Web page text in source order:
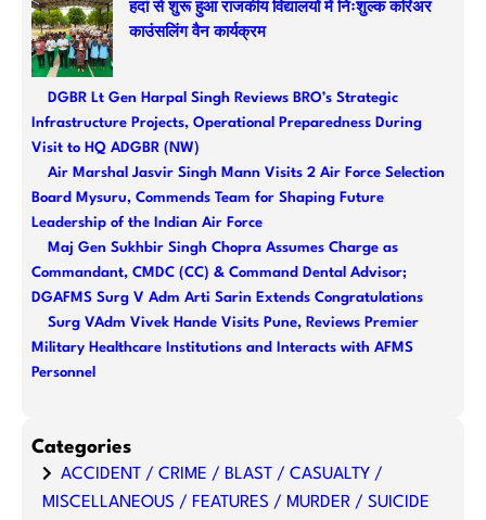
c
h
हदां से शुरू हुआ राजकीय विद्यालयों में निःशुल्क करिअर
काउंसलिंग वैन कार्यक्रम
DGBR Lt Gen Harpal Singh Reviews BRO’s Strategic
Infrastructure Projects, Operational Preparedness During
Visit to HQ ADGBR (NW)
Air Marshal Jasvir Singh Mann Visits 2 Air Force Selection
Board Mysuru, Commends Team for Shaping Future
Leadership of the Indian Air Force
Maj Gen Sukhbir Singh Chopra Assumes Charge as
Commandant, CMDC (CC) & Command Dental Advisor;
DGAFMS Surg V Adm Arti Sarin Extends Congratulations
Surg VAdm Vivek Hande Visits Pune, Reviews Premier
Military Healthcare Institutions and Interacts with AFMS
Personnel
Categories
ACCIDENT / CRIME / BLAST / CASUALTY /
MISCELLANEOUS / FEATURES / MURDER / SUICIDE